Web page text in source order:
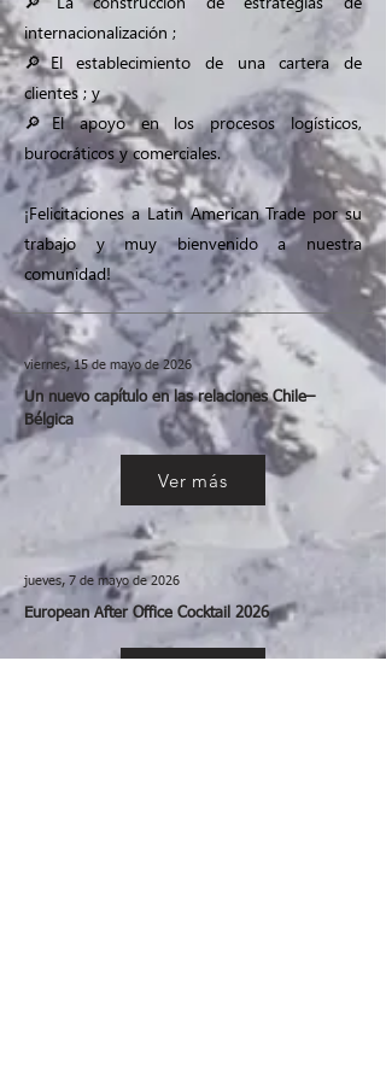
internacionalización ;
🔎El establecimiento de una cartera de
clientes ; y
🔎El apoyo en los procesos logísticos,
burocráticos y comerciales.
¡Felicitaciones a Latin American Trade por su
trabajo y muy bienvenido a nuestra
comunidad!
viernes, 15 de mayo de 2026
Un nuevo capítulo en las relaciones Chile–
Bélgica
Ver más
jueves, 7 de mayo de 2026
European After Office Cocktail 2026